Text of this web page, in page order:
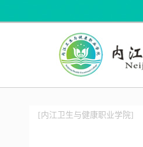
[内江卫生与健康职业学院]